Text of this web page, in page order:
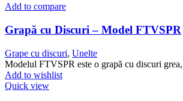
Add to compare
Grapă cu Discuri – Model FTVSPR
Grape cu discuri, Unelte
Modelul FTVSPR este o grapă cu discuri
Add to wishlist
Quick view